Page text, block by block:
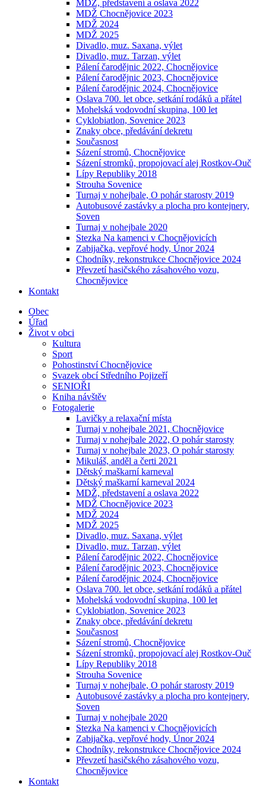
MDŽ, představení a oslava 2022
MDŽ Chocnějovice 2023
MDŽ 2024
MDŽ 2025
Divadlo, muz. Saxana, výlet
Divadlo, muz. Tarzan, výlet
Pálení čarodějnic 2022, Chocnějovice
Pálení čarodějnic 2023, Chocnějovice
Pálení čarodějnic 2024, Chocnějovice
Oslava 700. let obce, setkání rodáků a přátel
Mohelská vodovodní skupina, 100 let
Cyklobiatlon, Sovenice 2023
Znaky obce, předávání dekretu
Současnost
Sázení stromů, Chocnějovice
Sázení stromků, propojovací alej Rostkov-Ouč
Lípy Republiky 2018
Strouha Sovenice
Turnaj v nohejbale, O pohár starosty 2019
Autobusové zastávky a plocha pro kontejnery,
Soven
Turnaj v nohejbale 2020
Stezka Na kamenci v Chocnějovicích
Zabijačka, vepřové hody, Únor 2024
Chodníky, rekonstrukce Chocnějovice 2024
Převzetí hasičského zásahového vozu,
Chocnějovice
Kontakt
Obec
Úřad
Život v obci
Kultura
Sport
Pohostinství Chocnějovice
Svazek obcí Středního Pojizeří
SENIOŘI
Kniha návštěv
Fotogalerie
Lavičky a relaxační místa
Turnaj v nohejbale 2021, Chocnějovice
Turnaj v nohejbale 2022, O pohár starosty
Turnaj v nohejbale 2023, O pohár starosty
Mikuláš, anděl a čerti 2021
Dětský maškarní karneval
Dětský maškarní karneval 2024
MDŽ, představení a oslava 2022
MDŽ Chocnějovice 2023
MDŽ 2024
MDŽ 2025
Divadlo, muz. Saxana, výlet
Divadlo, muz. Tarzan, výlet
Pálení čarodějnic 2022, Chocnějovice
Pálení čarodějnic 2023, Chocnějovice
Pálení čarodějnic 2024, Chocnějovice
Oslava 700. let obce, setkání rodáků a přátel
Mohelská vodovodní skupina, 100 let
Cyklobiatlon, Sovenice 2023
Znaky obce, předávání dekretu
Současnost
Sázení stromů, Chocnějovice
Sázení stromků, propojovací alej Rostkov-Ouč
Lípy Republiky 2018
Strouha Sovenice
Turnaj v nohejbale, O pohár starosty 2019
Autobusové zastávky a plocha pro kontejnery,
Soven
Turnaj v nohejbale 2020
Stezka Na kamenci v Chocnějovicích
Zabijačka, vepřové hody, Únor 2024
Chodníky, rekonstrukce Chocnějovice 2024
Převzetí hasičského zásahového vozu,
Chocnějovice
Kontakt